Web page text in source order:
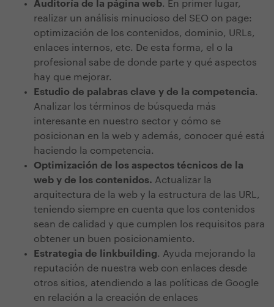
Auditoría de la página web. En primer lugar,
realizar un análisis minucioso del SEO on page:
optimización de los contenidos, dominio, URLs,
enlaces internos, etc. De esta forma, el o la
profesional sabe de donde parte y qué aspectos
hay que mejorar.
Estudio de palabras clave y de la competencia.
Analizar los términos de búsqueda más
interesante en nuestro sector y cómo se
posicionan en la web y además, conocer qué está
haciendo la competencia.
Optimización de los aspectos técnicos de la
web y de los contenidos. Actualizar la
arquitectura de la web y la estructura de las URL,
teniendo siempre en cuenta que los contenidos
sean de calidad y que cumplen los requisitos para
obtener un buen posicionamiento.
Estrategia de linkbuilding. Ayuda mejorando la
reputación de nuestra web con enlaces desde
otros sitios, atendiendo a las políticas de Google
en relación a la creación de enlaces